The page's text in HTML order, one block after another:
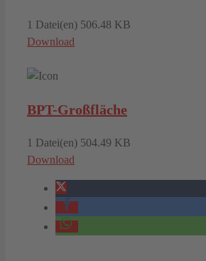
1 Datei(en) 506.48 KB
Download
BPT-Großfläche
1 Datei(en) 504.49 KB
Download